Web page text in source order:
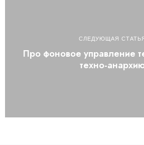
СЛЕДУЮЩАЯ СТАТЬЯ
Про фоновое управление
техно-